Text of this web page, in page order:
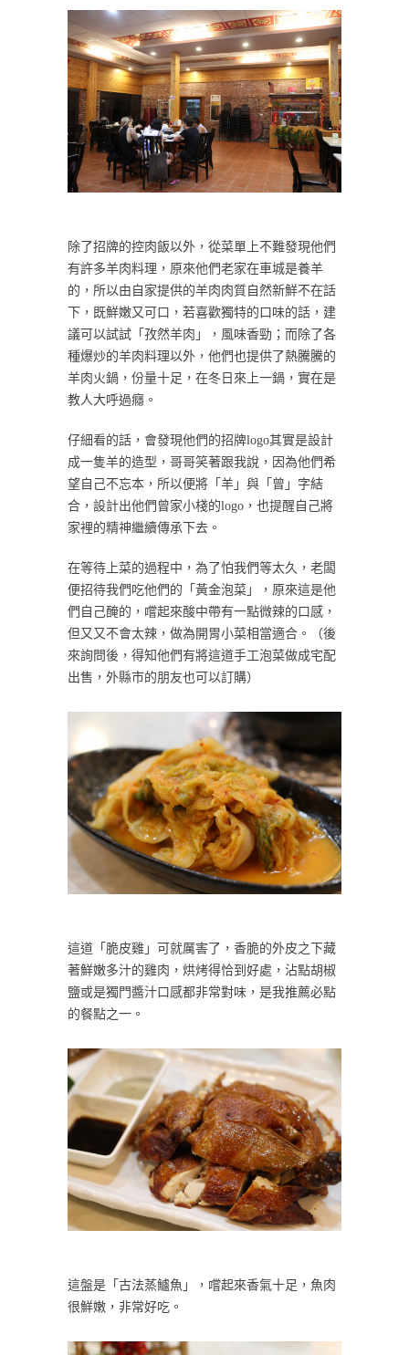
除了招牌的控肉飯以外，從菜單上不難發現他們
有許多羊肉料理，原來他們老家在車城是養羊
的，所以由自家提供的羊肉肉質自然新鮮不在話
下，既鮮嫩又可口，若喜歡獨特的口味的話，建
議可以試試「孜然羊肉」，風味香勁；而除了各
種爆炒的羊肉料理以外，他們也提供了熱騰騰的
羊肉火鍋，份量十足，在冬日來上一鍋，實在是
教人大呼過癮。
仔細看的話，會發現他們的招牌logo其實是設計
成一隻羊的造型，哥哥笑著跟我說，因為他們希
望自己不忘本，所以便將「羊」與「曾」字結
合，設計出他們曾家小棧的logo，也提醒自己將
家裡的精神繼續傳承下去。
在等待上菜的過程中，為了怕我們等太久，老闆
便招待我們吃他們的「黃金泡菜」，原來這是他
們自己醃的，嚐起來酸中帶有一點微辣的口感，
但又又不會太辣，做為開胃小菜相當適合。（後
來詢問後，得知他們有將這道手工泡菜做成宅配
出售，外縣市的朋友也可以訂購）
這道「脆皮雞」可就厲害了，香脆的外皮之下藏
著鮮嫩多汁的雞肉，烘烤得恰到好處，沾點胡椒
鹽或是獨門醬汁口感都非常對味，是我推薦必點
的餐點之一。
這盤是「古法蒸鱸魚」，嚐起來香氣十足，魚肉
很鮮嫩，非常好吃。